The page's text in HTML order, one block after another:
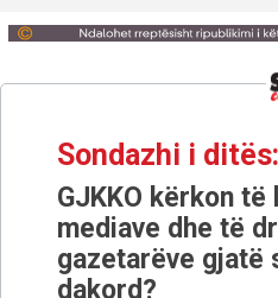
Sondazhi i ditës:
GJKKO kërkon
mediave dhe të
gazetarëve gjatë
dakord?